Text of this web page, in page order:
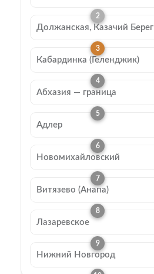
Должанская, Казачий Берег
Кабардинка (Геленджик)
Абхазия — граница
Адлер
Новомихайловский
Витязево (Анапа)
Лазаревское
Нижний Новгород